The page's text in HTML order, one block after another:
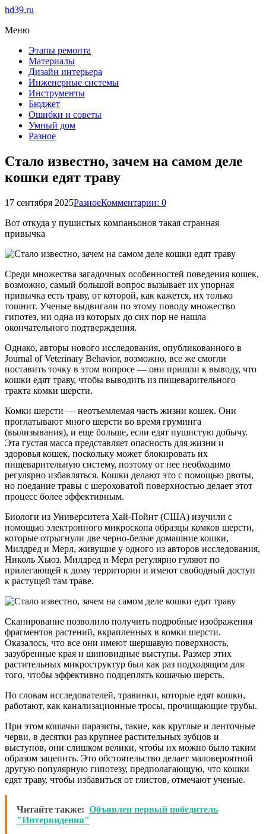
hd39.ru
Меню
Этапы ремонта
Материалы
Дизайн интерьера
Инженерные системы
Инструменты
Бюджет
Ошибки и советы
Умный дом
Разное
Стало известно, зачем на самом деле
кошки едят траву
17 сентября 2025РазноеКомментарии: 0
Вот откуда у пушистых компаньонов такая странная
привычка
Среди множества загадочных особенностей поведения кошек,
возможно, самый большой вопрос вызывает их упорная
привычка есть траву, от которой, как кажется, их только
тошнит. Ученые выдвигали по этому поводу множество
гипотез, ни одна из которых до сих пор не нашла
окончательного подтверждения.
Однако, авторы нового исследования, опубликованного в
Journal of Veterinary Behavior, возможно, все же смогли
поставить точку в этом вопросе — они пришли к выводу, что
кошки едят траву, чтобы выводить из пищеварительного
тракта комки шерсти.
Комки шерсти — неотъемлемая часть жизни кошек. Они
проглатывают много шерсти во время груминга
(вылизывания), и еще больше, если едят пушистую добычу.
Эта густая масса представляет опасность для жизни и
здоровья кошек, поскольку может блокировать их
пищеварительную систему, поэтому от нее необходимо
регулярно избавляться. Кошки делают это с помощью рвоты,
но поедание травы с шероховатой поверхностью делает этот
процесс более эффективным.
Биологи из Университета Хай-Пойнт (США) изучили с
помощью электронного микроскопа образцы комков шерсти,
которые отрыгнули две черно-белые домашние кошки,
Милдред и Мерл, живущие у одного из авторов исследования,
Николь Хьюз. Милдред и Мерл регулярно гуляют по
прилегающей к дому территории и имеют свободный доступ
к растущей там траве.
Сканирование позволило получить подробные изображения
фрагментов растений, вкрапленных в комки шерсти.
Оказалось, что все они имеют шершавую поверхность,
зазубренные края и шиповидные выступы. Размер этих
растительных микроструктур был как раз подходящим для
того, чтобы эффективно подцеплять кошачью шерсть.
По словам исследователей, травинки, которые едят кошки,
работают, как канализационные тросы, прочищающие трубы.
При этом кошачьи паразиты, такие, как круглые и ленточные
черви, в десятки раз крупнее растительных зубцов и
выступов, они слишком велики, чтобы их можно было таким
образом зацепить. Это обстоятельство делает маловероятной
другую популярную гипотезу, предполагающую, что кошки
едят траву, чтобы избавиться от глистов, отмечают ученые.
Читайте также: Объявлен первый победитель
"Интервидения"